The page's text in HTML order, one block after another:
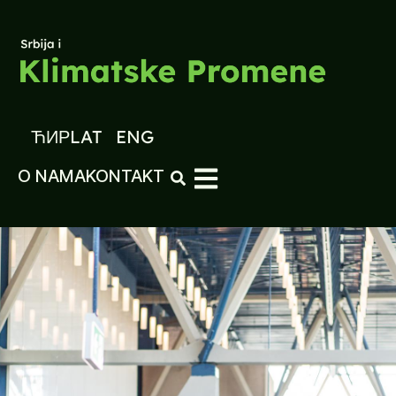
ЋИРLAT ENG
O NAMAKONTAKT